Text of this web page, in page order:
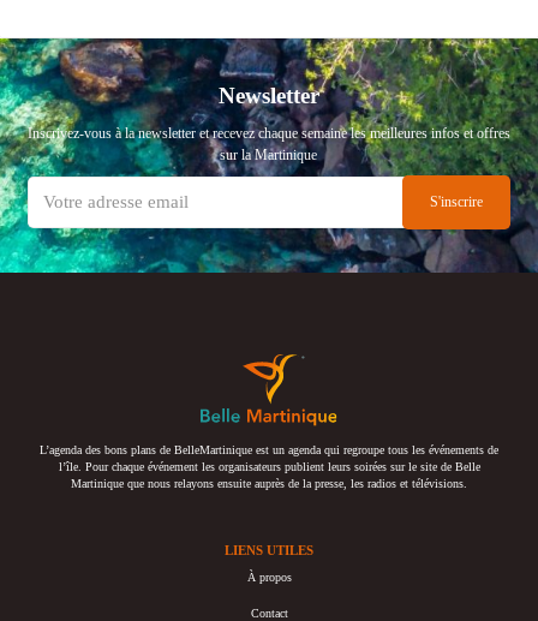
Newsletter
Inscrivez-vous à la newsletter et recevez chaque semaine les meilleures infos et offres
sur la Martinique
L’agenda des bons plans de BelleMartinique est un agenda qui regroupe tous les événements de
l’île. Pour chaque événement les organisateurs publient leurs soirées sur le site de Belle
Martinique que nous relayons ensuite auprès de la presse, les radios et télévisions.
LIENS UTILES
À propos
Contact